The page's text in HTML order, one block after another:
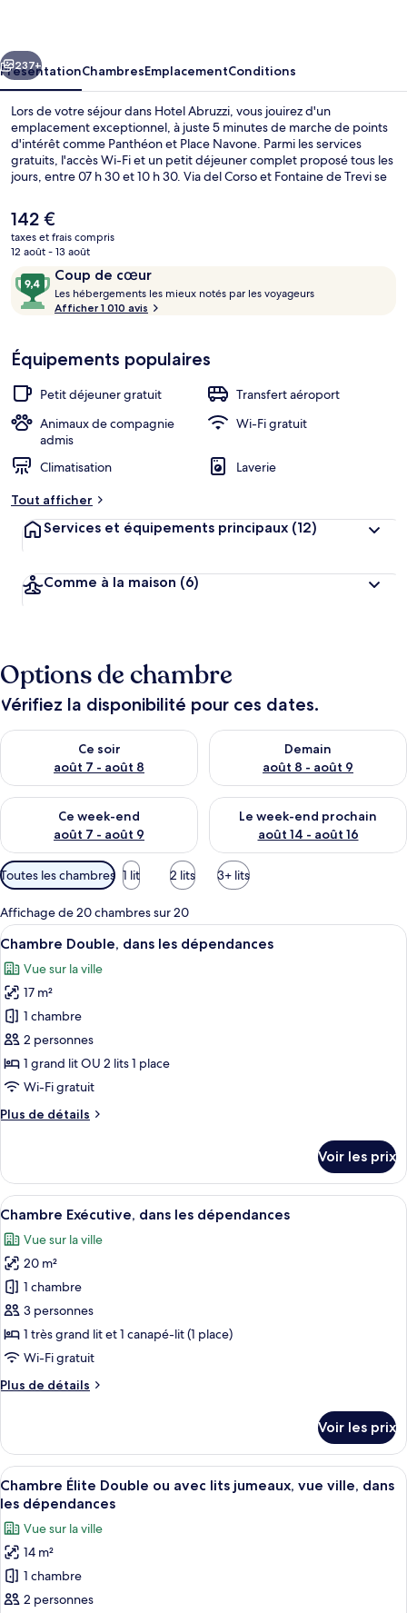
Suivant
237+
PrésentationChambresEmplacementConditions
Lors de votre séjour dans Hotel Abruzzi, vous jouirez d'un
emplacement exceptionnel, à juste 5 minutes de marche de points
d'intérêt comme Panthéon et Place Navone. Parmi les services
gratuits, l'accès Wi-Fi et un petit déjeuner complet proposé tous les
jours, entre 07 h 30 et 10 h 30. Via del Corso et Fontaine de Trevi se
voyageurs ne tarissent pas d'éloges en ce qui concerne le personnel
attentionné et l'emplacement. L'hébergement se situe à une très
courte distance à pied des transports publics : Arrêt de tram
Venezia se trouve à 8 min et Station de tram Arenula-Cairoli, à 8 min.
Le
prix
actuel
de
142 €.
142 €
taxes et frais compris
12 août - 13 août
Avis
voyageurs
Coup de cœur
9,4
sur
10,
cœur
Les hébergements les mieux notés par les voyageurs
b
e
t
l
n
o
t
é
s
p
s
Afficher 1 010 avis
Équipements populaires
Petit déjeuner gratuit
Transfert aéroport
Animaux de compagnie
admis
Wi-Fi gratuit
Climatisation
Laverie
Tout afficher
Services et équipements principaux (12)
Comme à la maison (6)
Options de chambre
Vérifiez la disponibilité pour ces dates.
Ce soir
août 7 - août 8
Vérifier la disponibilité pour ce soir août 7 - août 8
Demain
août 8 - août 9
Vérifier la disponibilité pour
Ce week-end
août 7 - août 9
Vérifier la disponibilité pour ce week-end août 7 - août 9
Le week-end prochain
août 14 - août 16
Vérifier la disponibilité pour
Filtres
disponibles
pour
les
chambres
Toutes les chambres 1 lit 2 lits 3+ lits
Affichage de 20 chambres sur 20
Afficher
toutes
les
photos
pour
ce
type
de
chambre :
Chambre
les
dépendances
Une chambre d’hôtel avec un lit,
13
Chambre Double, dans les dépendances
Vue sur la ville
17 m²
1 chambre
2 personnes
1 grand lit OU 2 lits 1 place
Wi-Fi gratuit
Plus de détails
Plus
le
type
de
Chambre
Double,
dans
les
dépendances
Voir les prix
Afficher
toutes
les
photos
pour
ce
type
de
chambre :
Chambre
les
dépendances
Une chambre à coucher moderne
9
Chambre Exécutive, dans les dépendances
Vue sur la ville
20 m²
1 chambre
3 personnes
1 très grand lit et 1 canapé-lit (1 place)
Wi-Fi gratuit
Plus de détails
Plus
le
type
de
chambre
Chambre
Exécutive,
dans
les
dépendances
Voir les prix
Afficher
toutes
les
photos
pour
ce
type
Une chambre d’hôtel avec un lit, un
12
Chambre Élite Double ou avec lits jumeaux, vue ville, dans
les dépendances
Vue sur la ville
14 m²
1 chambre
2 personnes